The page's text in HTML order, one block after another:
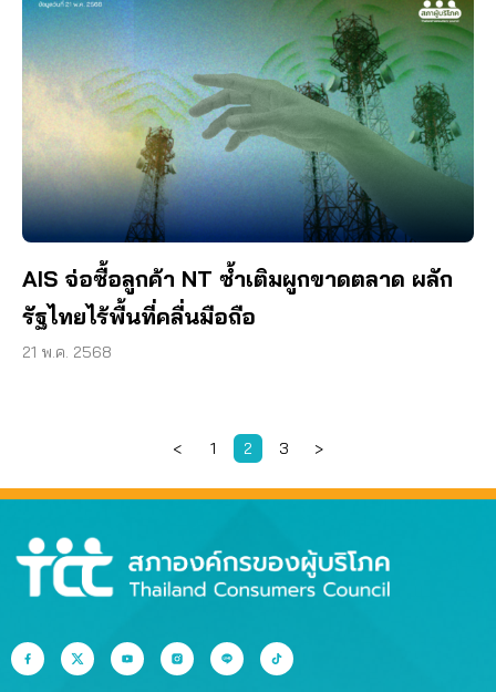
AIS จ่อซื้อลูกค้า NT ซ้ำเติมผูกขาดตลาด ผลัก
รัฐไทยไร้พื้นที่คลื่นมือถือ
21 พ.ค. 2568
< 1 2 3 >